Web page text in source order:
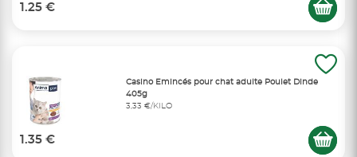
1.25 €
Casino Emincés pour chat adulte Poulet Dinde
405g
3,33 €/KILO
1.35 €